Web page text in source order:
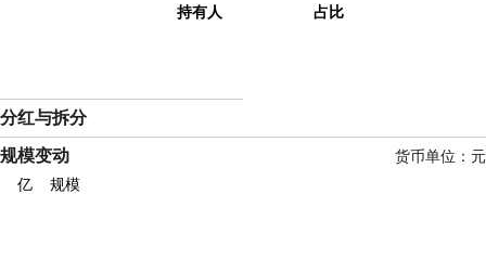
持有人 占比
分红与拆分
规模变动
货币单位：元
亿
规模